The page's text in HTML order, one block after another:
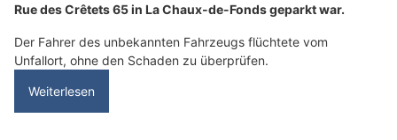
Rue des Crêtets 65 in La Chaux-de-Fonds geparkt war.
Der Fahrer des unbekannten Fahrzeugs flüchtete vom
Unfallort, ohne den Schaden zu überprüfen.
Weiterlesen